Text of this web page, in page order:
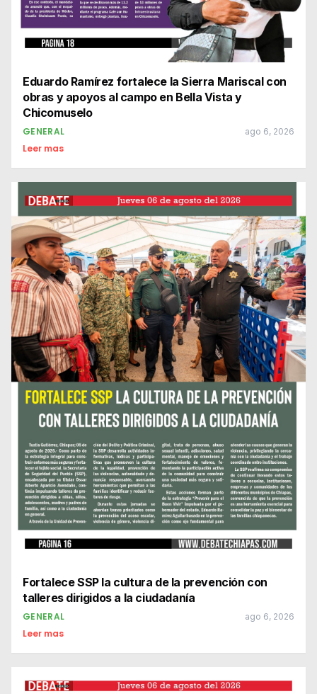
Eduardo Ramírez fortalece la Sierra Mariscal con
obras y apoyos al campo en Bella Vista y
Chicomuselo
GENERAL ago 6, 2026
Leer mas
Fortalece SSP la cultura de la prevención con
talleres dirigidos a la ciudadanía
GENERAL ago 6, 2026
Leer mas